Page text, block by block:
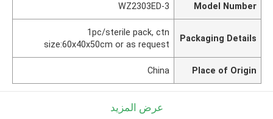
Model Number
WZ2303ED-3
Packaging Details
1pc/sterile pack, ctn
size:60x40x50cm or as request
Place of Origin
China
عرض المزيد